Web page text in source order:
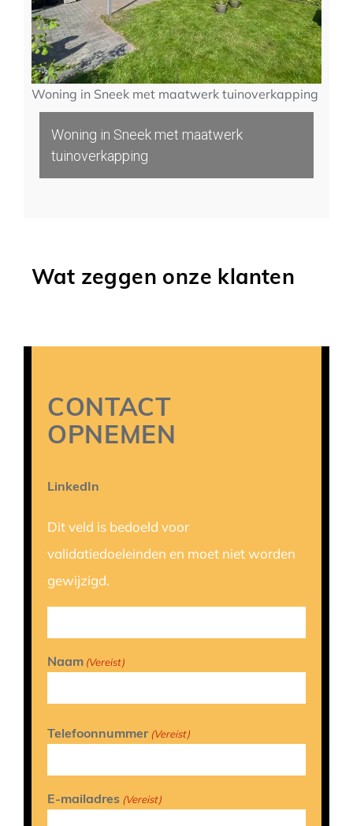
Woning in Sneek met maatwerk tuinoverkapping
Woning in Sneek met maatwerk
tuinoverkapping
Wat zeggen onze klanten
CONTACT
OPNEMEN
LinkedIn
Dit veld is bedoeld voor
validatiedoeleinden en moet niet worden
gewijzigd.
Naam (Vereist)
Telefoonnummer (Vereist)
E-mailadres (Vereist)